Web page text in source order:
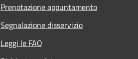
Prenotazione appuntamento
Segnalazione disservizio
Leggi le FAQ